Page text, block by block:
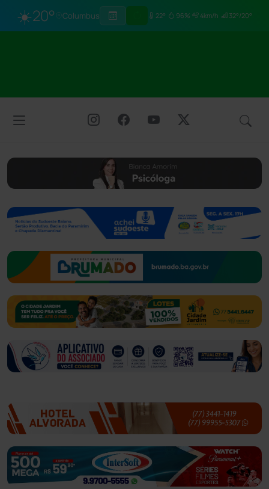
☀️20° Columbus 22° 96% 4km/h 32°/20°